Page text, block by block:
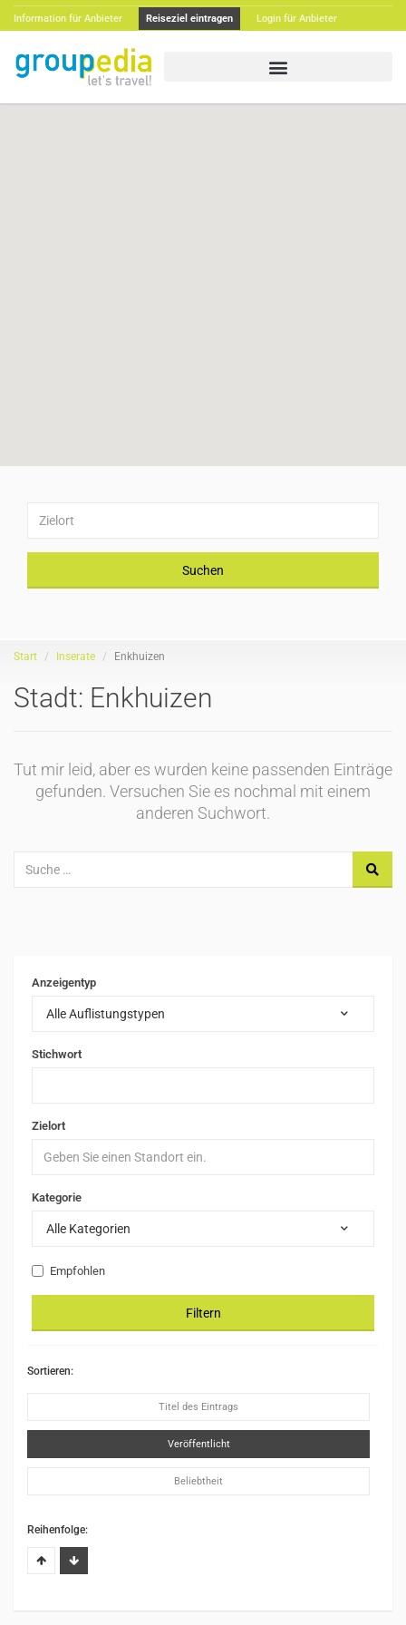
Information für Anbieter Reiseziel eintragen Login für Anbieter
Suchen
Start Inserate Enkhuizen
Stadt: Enkhuizen
Tut mir leid, aber es wurden keine passenden Einträge
gefunden. Versuchen Sie es nochmal mit einem
anderen Suchwort.
Anzeigentyp
Alle Auflistungstypen
Stichwort
Zielort
Kategorie
Alle Kategorien
Empfohlen
Filtern
Sortieren:
Titel des Eintrags
Veröffentlicht
Beliebtheit
Reihenfolge: